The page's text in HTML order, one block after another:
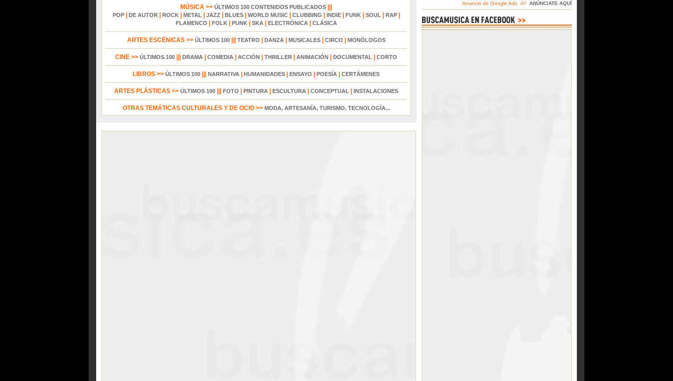
MÚSICA >> ÚLTIMOS 100 CONTENIDOS PUBLICADOS
POP| DE AUTOR| ROCK| METAL| JAZZ| BLUES| WORLD MUSIC| CLUBBING INDIE| FUNK| SOUL| RAP|
FLAMENCO FOLK| PUNK| SKA| ELECTRÓNICA| CLÁSICA
ARTES ESCÉNICAS >> ÚLTIMOS 100||| TEATRO DANZA| MUSICALES| CIRCO MONÓLOGOS
CINE >> ÚLTIMOS 100 DRAMA COMEDIA ACCIÓN THRILLER ANIMACIÓN DOCUMENTAL CORTO
LIBROS >> ÚLTIMOS 100 NARRATIVA HUMANIDADES ENSAYO POESÍA CERTÁMENES
ARTES PLÁSTICAS >> ÚLTIMOS 100 FOTO PINTURA ESCULTURA CONCEPTUAL INSTALACIONES
OTRAS TEMÁTICAS CULTURALES Y DE OCIO >> MODA, ARTESANÍA, TURISMO, TECNOLOGÍA...
Anuncio de Google Ads //// ANÚNCIATE AQUÍ